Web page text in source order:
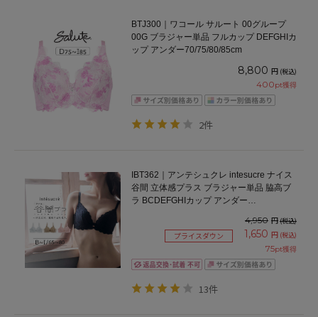
BTJ300｜ワコール サルート 00グループ
00G ブラジャー単品 フルカップ DEFGHIカ
ップ アンダー70/75/80/85cm
8,800 円 (税込)
400pt獲得
2件
IBT362｜アンテシュクレ intesucre ナイス
谷間 立体感プラス ブラジャー単品 脇高ブ
ラ BCDEFGHIカップ アンダー
4,950 円(税込)
プライスダウン 1,650 円 (税込)
75pt獲得
13件